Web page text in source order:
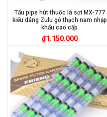
Tẩu pipe hút thuốc lá sợi MX-777
kiểu dáng Zulu gỗ thạch nam nhập
khẩu cao cấp
₫1.150.000